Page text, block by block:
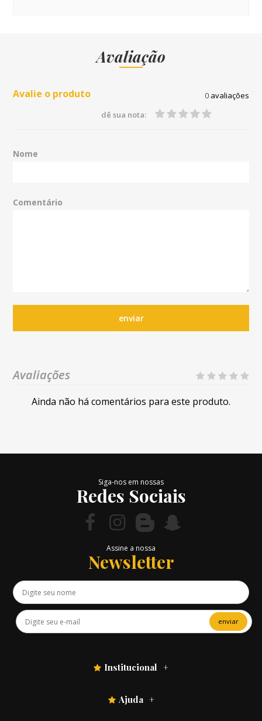
Avaliação
Avalie o produto 0avaliações
dê sua nota:
Nome
Comentário
enviar
Avaliações
Ainda não há comentários para este produto.
Siga-nos em nossas
Redes Sociais
Assine a nossa
Newsletter
enviar
Institucional
Ajuda